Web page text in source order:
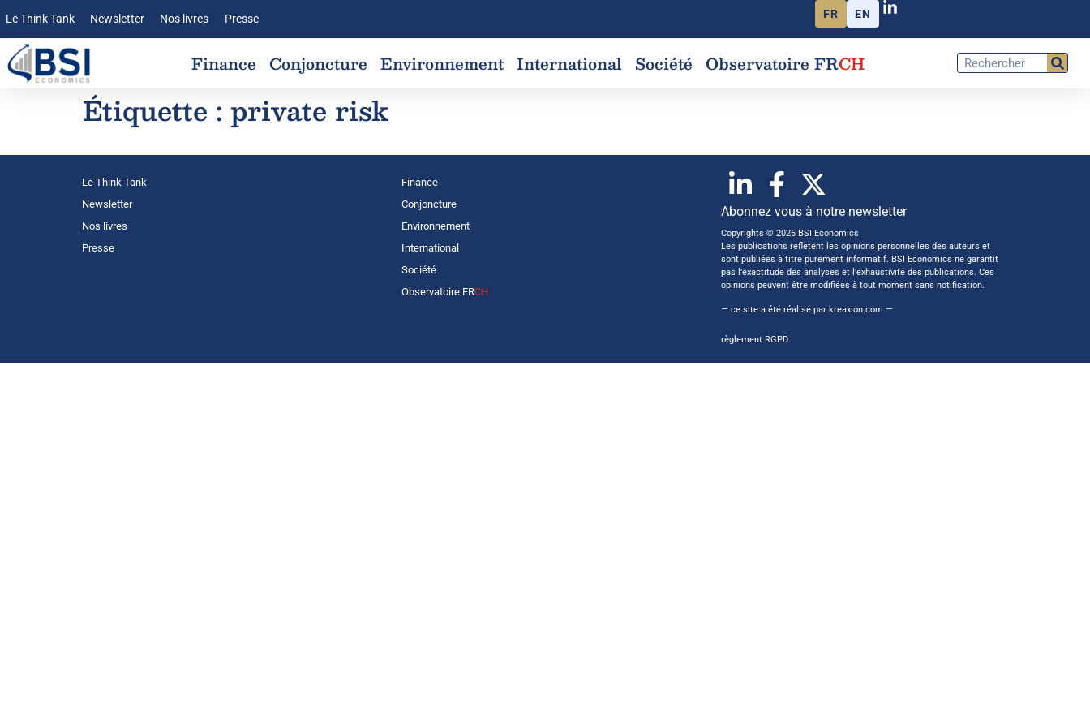
Le Think Tank Newsletter Nos livres Presse FR EN
Finance Conjoncture Environnement International Société Observatoire FRCH
Étiquette : private risk
Le Think Tank
Newsletter
Nos livres
Presse
Finance
Conjoncture
Environnement
International
Société
Observatoire FRCH
Abonnez vous à notre newsletter
Copyrights © 2026 BSI Economics
Les publications reflètent les opinions personnelles des auteurs et
sont publiées à titre purement informatif. BSI Economics ne garantit
pas l’exactitude des analyses et l’exhaustivité des publications. Ces
opinions peuvent être modifiées à tout moment sans notification.
— ce site a été réalisé par kreaxion.com —
règlement RGPD